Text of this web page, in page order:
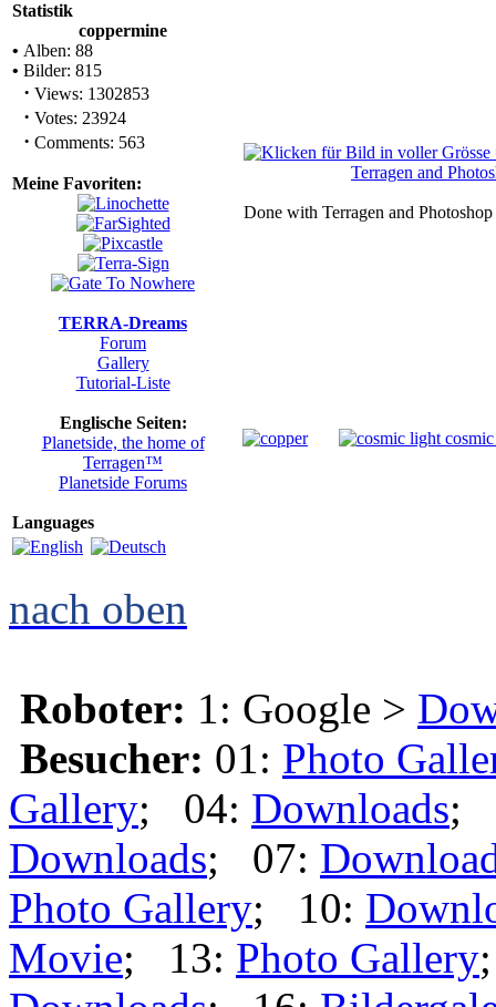
Statistik
coppermine
• Alben: 88
• Bilder: 815
· Views: 1302853
· Votes: 23924
· Comments: 563
Meine Favoriten:
TERRA-Dreams
Forum
Gallery
Tutorial-Liste
Englische Seiten:
Planetside, the home of
Terragen™
Planetside Forums
Languages
Done with Terragen and Photoshop
nach oben
Roboter: 1: Google >
Besucher: 01: Photo
Gallery; 04: Downloads;
Downloads; 07:
Photo Gallery; 10:
Movie; 13: Photo Gallery